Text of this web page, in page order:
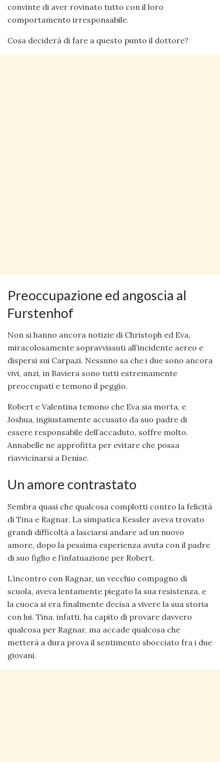
convinte di aver rovinato tutto con il loro
comportamento irresponsabile.
Cosa deciderà di fare a questo punto il dottore?
Preoccupazione ed angoscia al
Furstenhof
Non si hanno ancora notizie di Christoph ed Eva,
miracolosamente sopravvissuti all’incidente aereo e
dispersi sui Carpazi. Nessuno sa che i due sono ancora
vivi, anzi, in Baviera sono tutti estremamente
preoccupati e temono il peggio.
Robert e Valentina temono che Eva sia morta, e
Joshua, ingiustamente accusato da suo padre di
essere responsabile dell’accaduto, soffre molto.
Annabelle ne approfitta per evitare che possa
riavvicinarsi a Denise.
Un amore contrastato
Sembra quasi che qualcosa complotti contro la felicità
di Tina e Ragnar. La simpatica Kessler aveva trovato
grandi difficoltà a lasciarsi andare ad un nuovo
amore, dopo la pessima esperienza avuta con il padre
di suo figlio e l’infatuazione per Robert.
L’incontro con Ragnar, un vecchio compagno di
scuola, aveva lentamente piegato la sua resistenza, e
la cuoca si era finalmente decisa a vivere la sua storia
con lui. Tina, infatti, ha capito di provare davvero
qualcosa per Ragnar, ma accade qualcosa che
metterà a dura prova il sentimento sbocciato fra i due
giovani.